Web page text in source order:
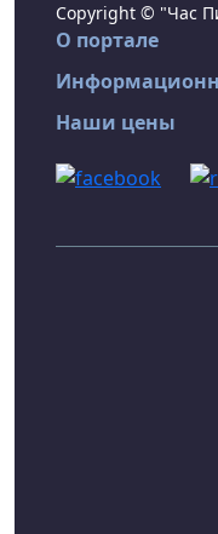
Copyright © "Час
О портале
Наши цены